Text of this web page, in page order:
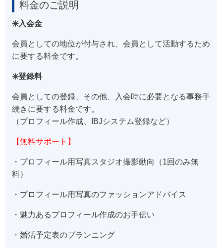
料金のご説明
✳️入会金
会員としての地位が付与され、会員として活動するため
に要する料金です。
✳️登録料
会員としての登録、その他、入会時に必要となる事務手
続きに要する料金です。
（プロフィール作成、IBJシステム登録など）
【無料サポート】
・プロフィール用写真スタジオ撮影動向（1回のみ無
料）
・プロフィール用写真のファッションアドバイス
・魅力あるプロフィール作成のお手伝い
・婚活予定表のプランニング